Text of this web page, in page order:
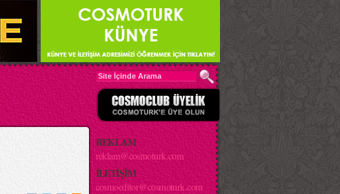
REKLAM
reklam@cosmoturk.com
İLETİŞİM
cosmoeditor@cosmoturk.com